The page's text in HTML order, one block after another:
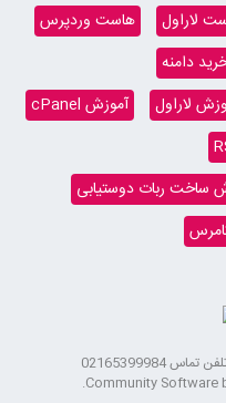
لاراول
هاست وردپرس
دامنه
لاراول
آموزش cPanel
ساخت ربات دوستیابی
Community Software